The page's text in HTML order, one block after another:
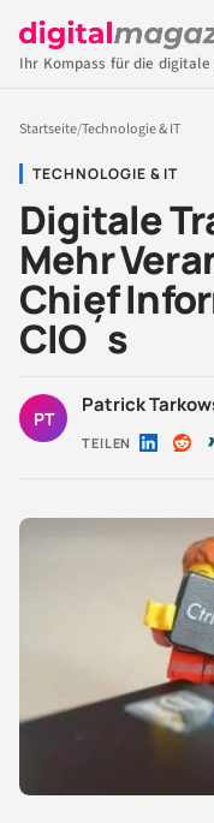
Ihr Kompass für die digitale
Startseite/Technologie & IT
TECHNOLOGIE & IT
Digitale
Mehr
Chief
CIO´s
PT
Patrick
TEILEN Auf Auf